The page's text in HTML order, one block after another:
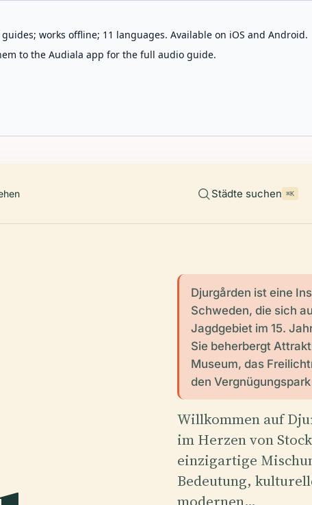
works offline; 11 languages. Available on iOS and Android.
to the Audiala app for the full audio guide.
Städte suchen ⌘K
Djurgården ist eine
Schweden, die sich
Jagdgebiet im 15.
Sie beherbergt
Museum, das
den
Willkommen auf
im Herzen von
einzigartige
Bedeutung,